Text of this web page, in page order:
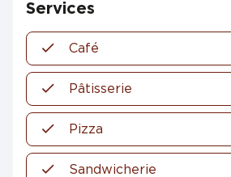
Services
Café
Pâtisserie
Pizza
Sandwicherie